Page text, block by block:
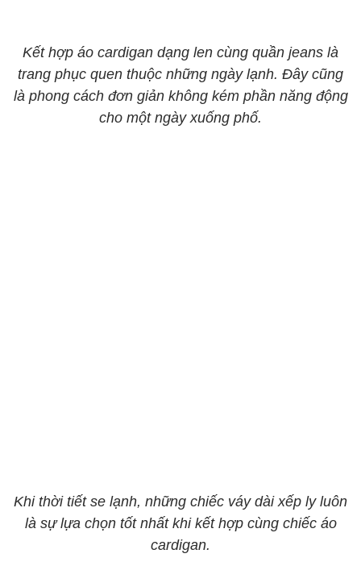
Kết hợp áo cardigan dạng len cùng quần jeans là
trang phục quen thuộc những ngày lạnh. Đây cũng
là phong cách đơn giản không kém phần năng động
cho một ngày xuống phố.
Khi thời tiết se lạnh, những chiếc váy dài xếp ly luôn
là sự lựa chọn tốt nhất khi kết hợp cùng chiếc áo
cardigan.